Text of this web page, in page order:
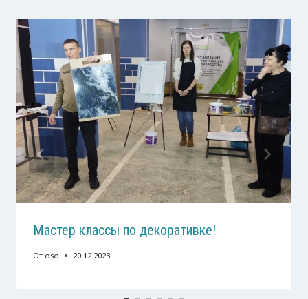
Мастер классы по декоративке!
От oso 20.12.2023